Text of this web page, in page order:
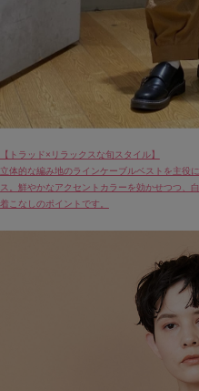
【トラッド×リラックスな旬スタイル】
立体的な編み地のラインケーブルベストを主役
ス。鮮やかなアクセントカラーを効かせつつ、
着こなしのポイントです。